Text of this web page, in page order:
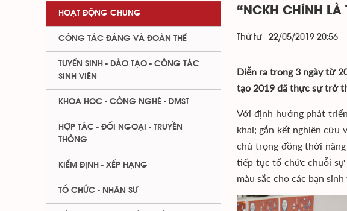
“NCKH CHÍNH LÀ
Thứ tư - 22/05/2019 20:56
Diễn ra trong 3 ngày từ
tạo 2019 đã thực sự trở
Với định hướng phát
khai; gắn kết nghiên cứu
chú trọng đồng thời
tiếp tục tổ chức chuỗi sự
màu sắc cho các bạn sinh
HOẠT ĐỘNG CHUNG
CÔNG TÁC ĐẢNG VÀ ĐOÀN THỂ
TUYỂN SINH - ĐÀO TẠO - CÔNG TÁC
SINH VIÊN
KHOA HỌC - CÔNG NGHỆ - ĐMST
HỢP TÁC - ĐỐI NGOẠI - TRUYỀN
THÔNG
KIỂM ĐỊNH - XẾP HẠNG
TỔ CHỨC - NHÂN SỰ